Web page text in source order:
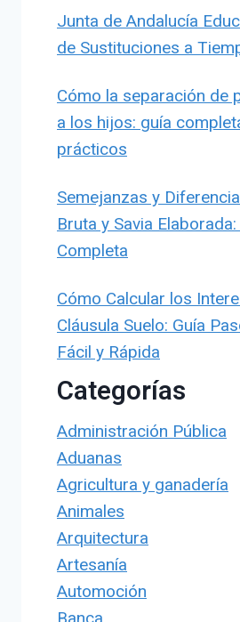
Junta de Andalucía
de Sustituciones a
Cómo la separación de
a los hijos: guía
prácticos
Semejanzas y
Bruta y Savia Elaborada:
Completa
Cómo Calcular los
Cláusula Suelo: Guía
Fácil y Rápida
Categorías
Administración Pública
Aduanas
Agricultura y ganadería
Animales
Arquitectura
Artesanía
Automoción
Banca